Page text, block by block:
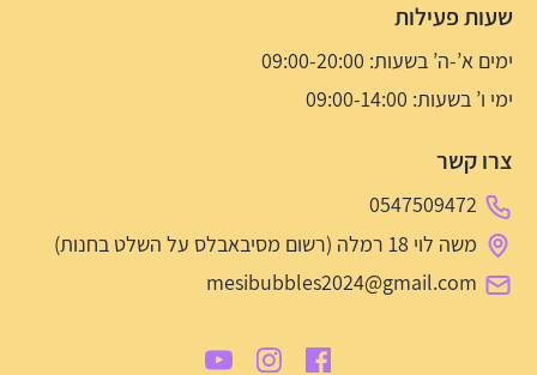
שעות פעילות
ימים א’-ה’ בשעות: 09:00-20:00
ימי ו’ בשעות: 09:00-14:00
צרו קשר
0547509472
משה לוי 18 רמלה (רשום מסיבאבלס על השלט בחנות)
mesibubbles2024@gmail.com